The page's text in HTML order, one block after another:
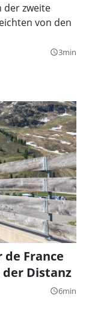
der zweite
von den
query_builder3min
de France
Distanz
query_builder6min